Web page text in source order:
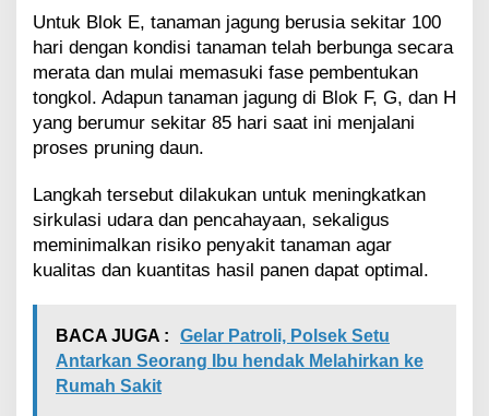
P
M
Untuk Blok E, tanaman jagung berusia sekitar 100
hari dengan kondisi tanaman telah berbunga secara
merata dan mulai memasuki fase pembentukan
tongkol. Adapun tanaman jagung di Blok F, G, dan H
yang berumur sekitar 85 hari saat ini menjalani
proses pruning daun.
Langkah tersebut dilakukan untuk meningkatkan
sirkulasi udara dan pencahayaan, sekaligus
meminimalkan risiko penyakit tanaman agar
kualitas dan kuantitas hasil panen dapat optimal.
BACA JUGA :
Gelar Patroli, Polsek Setu
Antarkan Seorang Ibu hendak Melahirkan ke
Rumah Sakit